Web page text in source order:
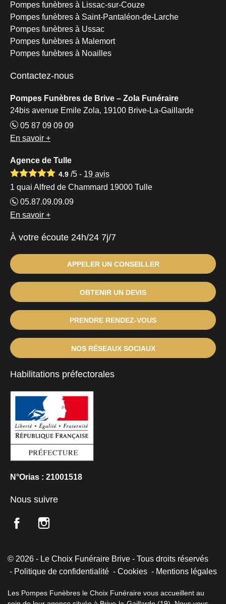
Pompes funèbres à Lissac-sur-Couze
Pompes funèbres à Saint-Pantaléon-de-Larche
Pompes funèbres à Ussac
Pompes funèbres à Malemort
Pompes funèbres à Noailles
Contactez-nous
Pompes Funèbres de Brive – Zola Funéraire
24bis avenue Emile Zola, 19100 Brive-La-Gaillarde
05 87 09 09 09
En savoir +
Agence de Tulle
4.9 /5 - 19 avis
1 quai Alfred de Chammard 19000 Tulle
05.87.09.09.09
En savoir +
À votre écoute 24h/24 7j/7
APPELER UN CONSEILLER
OBTENIR UN DEVIS
PRENDRE RENDEZ-VOUS
NOS RÉSEAUX SOCIAUX
Habilitations préfectorales
N°Orias : 21001518
Nous suivre
© 2026 - Le Choix Funéraire Brive - Tous droits réservés
Politique de confidentialité
Cookies Mentions légales
Les Pompes Funèbres le Choix Funéraire vous accueillent au